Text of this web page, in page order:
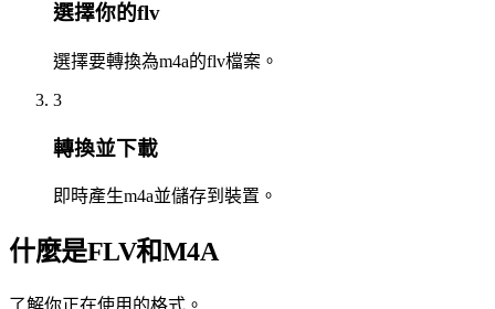
選擇你的flv
選擇要轉換為m4a的flv檔案。
3
轉換並下載
即時產生m4a並儲存到裝置。
什麼是FLV和M4A